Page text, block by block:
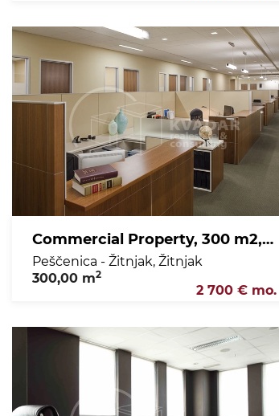
Commercial Property, 300 m2, For Rent, Peščenica - Žitnjak - Žitnjak
Peščenica - Žitnjak, Žitnjak
300,00 m2
2 700 € mo.